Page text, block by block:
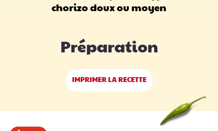
chorizo doux ou moyen
Préparation
IMPRIMER LA RECETTE